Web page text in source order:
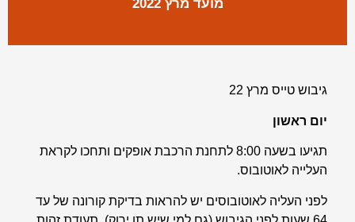
מועד מרץ 2022
גיבוש טייס מרץ 22
יום ראשון
תגיעו בשעה 8:00 לתחנת הרכבת אופקים ותחכו לקראת
העלייה לאוטובוס.
לפני העליה לאוטובוסים יש להראות בדיקת קורונה של עד